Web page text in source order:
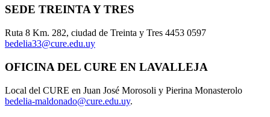
SEDE TREINTA Y TRES
Ruta 8 Km. 282, ciudad de Treinta y Tres 4453 0597
bedelia33@cure.edu.uy
OFICINA DEL CURE EN LAVALLEJA
Local del CURE en Juan José Morosoli y Pierina Monasterolo
bedelia-maldonado@cure.edu.uy.